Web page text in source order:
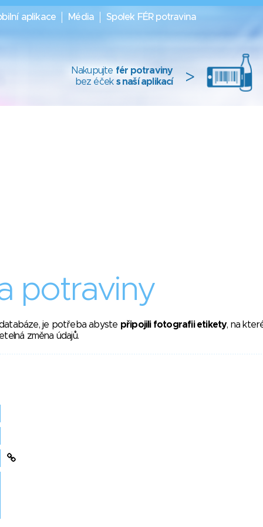
aplikace Média Spolek FÉR potravina
Nakupujte fér potraviny
bez éček s naší aplikací >
potraviny
je potřeba abyste připojili fotografii etikety, na
změna údajů.